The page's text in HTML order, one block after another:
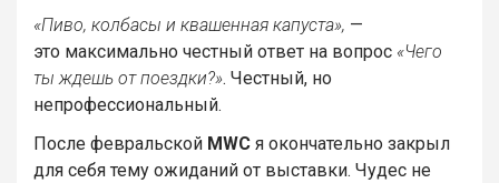
«Пиво, колбасы и квашенная капуста», —
это максимально честный ответ на вопрос «Чего
ты ждешь от поездки?». Честный, но
непрофессиональный.
После февральской MWC я окончательно закрыл
для себя тему ожиданий от выставки. Чудес не